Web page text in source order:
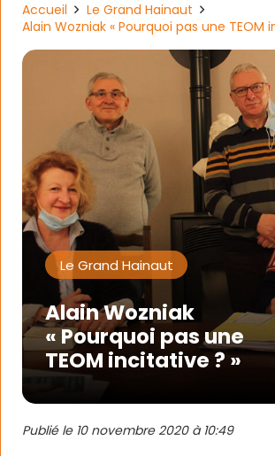
Accueil
Le Grand Hainaut
Alain Wozniak « Pourquoi pas une TEOM
Le Grand Hainaut
Alain Wozniak
« Pourquoi pas une
TEOM incitative ? »
Publié le 10 novembre 2020 à 10:49